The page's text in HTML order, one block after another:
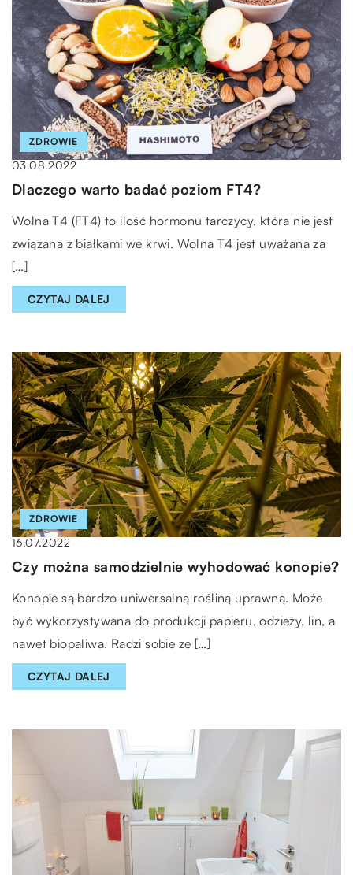
ZDROWIE
03.08.2022
Dlaczego warto badać poziom FT4?
Wolna T4 (FT4) to ilość hormonu tarczycy, która nie jest
związana z białkami we krwi. Wolna T4 jest uważana za
[…]
CZYTAJ DALEJ
ZDROWIE
16.07.2022
Czy można samodzielnie wyhodować konopie?
Konopie są bardzo uniwersalną rośliną uprawną. Może
być wykorzystywana do produkcji papieru, odzieży, lin, a
nawet biopaliwa. Radzi sobie ze […]
CZYTAJ DALEJ